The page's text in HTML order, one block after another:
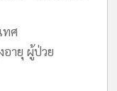
ทศ
ายุ ผู้ป่วย